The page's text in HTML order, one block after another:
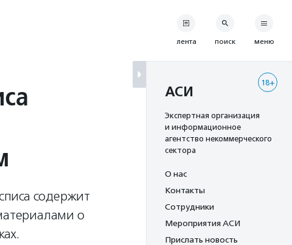
содержит
о
лента поиск меню
18+
АСИ
Экспертная организация
и информационное
агентство некоммерческого
сектора
О нас
Контакты
Сотрудники
Мероприятия АСИ
Прислать новость